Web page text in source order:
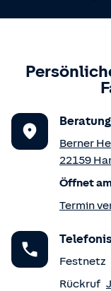
Berner
22159
Öffnet
Termin
Festnetz
Rückruf